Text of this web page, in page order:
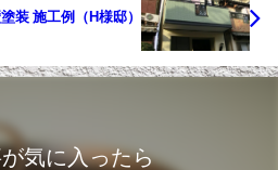
装 施工例（H様邸）
気に入ったら